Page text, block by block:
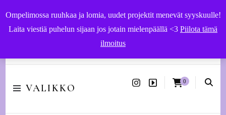
Ompelimossa ruuhkaa ja lomia, uudet projektit menevät syyskuulle!
Laita viestiä puhelun sijaan jos jotain mielenpäällä <3 Piilota tämä
ilmoitus
VALIKKO
0